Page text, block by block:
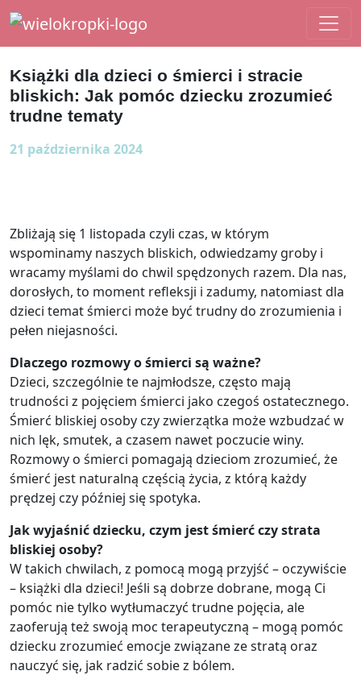
Main Navigation
Książki dla dzieci o śmierci i stracie
bliskich: Jak pomóc dziecku zrozumieć
trudne tematy
21 października 2024
Zbliżają się 1 listopada czyli czas, w którym
wspominamy naszych bliskich, odwiedzamy groby i
wracamy myślami do chwil spędzonych razem. Dla nas,
dorosłych, to moment refleksji i zadumy, natomiast dla
dzieci temat śmierci może być trudny do zrozumienia i
pełen niejasności.
Dlaczego rozmowy o śmierci są ważne?
Dzieci, szczególnie te najmłodsze, często mają
trudności z pojęciem śmierci jako czegoś ostatecznego.
Śmierć bliskiej osoby czy zwierzątka może wzbudzać w
nich lęk, smutek, a czasem nawet poczucie winy.
Rozmowy o śmierci pomagają dzieciom zrozumieć, że
śmierć jest naturalną częścią życia, z którą każdy
prędzej czy później się spotyka.
Jak wyjaśnić dziecku, czym jest śmierć czy strata
bliskiej osoby?
W takich chwilach, z pomocą mogą przyjść – oczywiście
– książki dla dzieci! Jeśli są dobrze dobrane, mogą Ci
pomóc nie tylko wytłumaczyć trudne pojęcia, ale
zaoferują też swoją moc terapeutyczną – mogą pomóc
dziecku zrozumieć emocje związane ze stratą oraz
nauczyć się, jak radzić sobie z bólem.